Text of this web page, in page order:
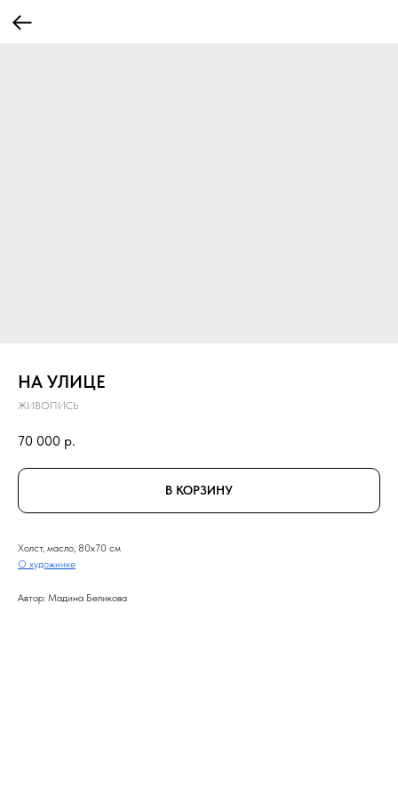
НА УЛИЦЕ
ЖИВОПИСЬ
70 000 р.
В КОРЗИНУ
Холст, масло, 80x70 см
О художнике
Автор: Мадина Беликова